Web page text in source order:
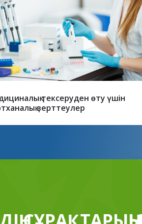
тексеруден өту үшін
зерттеулер